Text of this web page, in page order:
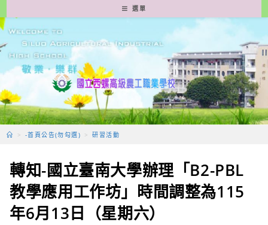
轉
至
要
容
選單
> -首頁公告(勿勾選) > 研習活動
轉知-國立臺南大學辦理「B2-PBL
教學應用工作坊」時間調整為115
年6月13日（星期六）